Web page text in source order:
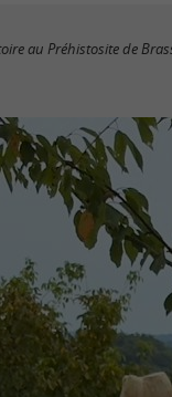
au Préhistosite de